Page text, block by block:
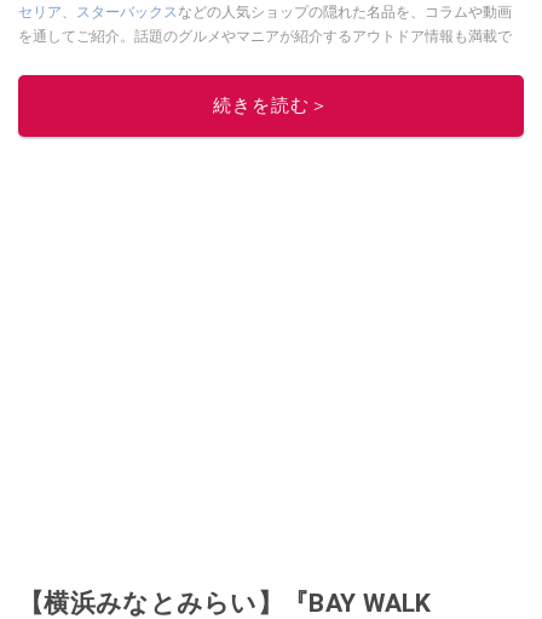
セリア、 スターバックスなどの人気ショップの隠れた名品を、コラムや動画
を通してご紹介。話題のグルメやマニアが紹介するアウトドア情報も満載で
レビューしています。毎日トレンド情報をお届けしているので、ぜひ
してください！続きを読む＞
【横浜みなとみらい】『BAY WALK